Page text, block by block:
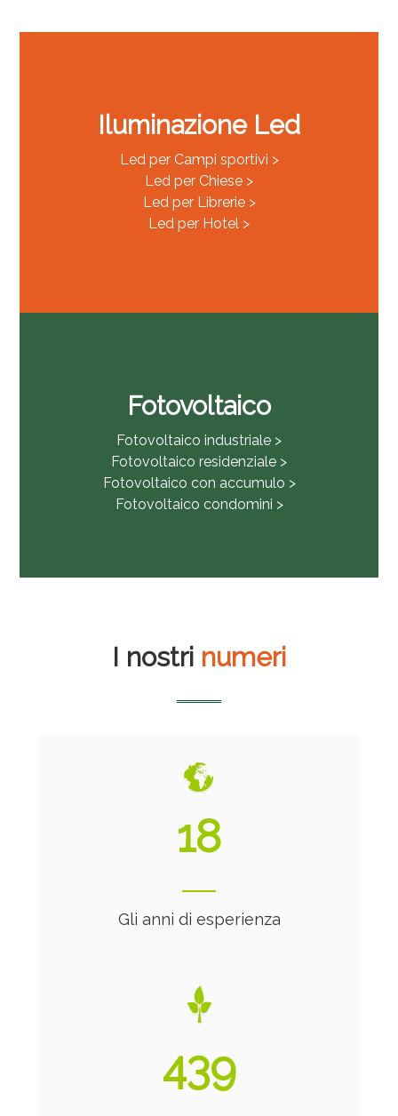
Iluminazione Led
Led per Campi sportivi >
Led per Chiese >
Led per Librerie >
Led per Hotel >
Fotovoltaico
Fotovoltaico industriale >
Fotovoltaico residenziale >
Fotovoltaico con accumulo >
Fotovoltaico condomini >
I nostri numeri
20
Gli anni di esperienza
473